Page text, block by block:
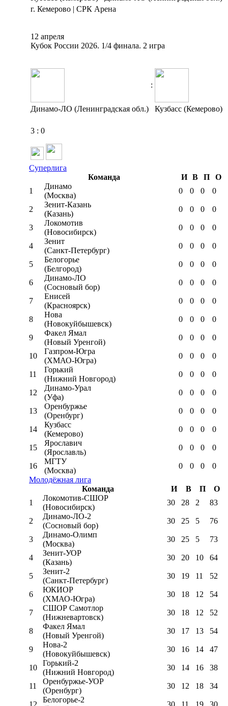
г. Кемерово | СРК Арена
12 апреля
Кубок России 2026. 1/4 финала. 2 игра
:
Динамо-ЛО (Ленинградская обл.) Кузбасс (Кемерово)
3 : 0
Суперлига
Команда
И В П
О
1
Динамо
(Москва)
0 0 0 0
2
Зенит-Казань
(Казань)
0 0 0 0
3
Локомотив
(Новосибирск)
0 0 0 0
4
Зенит
(Санкт-Петербург)
0 0 0 0
5
Белогорье
(Белгород)
0 0 0 0
6
Динамо-ЛО
(Сосновый бор)
0 0 0 0
7
Енисей
(Красноярск)
0 0 0 0
8
Нова
(Новокуйбышевск)
0 0 0 0
9
Факел Ямал
(Новый Уренгой)
0 0 0 0
10
Газпром-Югра
(ХМАО-Югра)
0 0 0 0
11
Горький
(Нижний Новгород)
0 0 0 0
12
Динамо-Урал
(Уфа)
0 0 0 0
13
Оренбуржье
(Оренбург)
0 0 0 0
14
Кузбасс
(Кемерово)
0 0 0 0
15
Ярославич
(Ярославль)
0 0 0 0
16
МГТУ
(Москва)
0 0 0
0
Молодёжная лига
Команда
И В П
О
1
Локомотив-CШОР
(Новосибирск)
30 28 2 83
2
Динамо-ЛО-2
(Сосновый бор)
30 25 5 76
3
Динамо-Олимп
(Москва)
30 25 5 73
4
Зенит-УОР
(Казань)
30 20 10 64
5
Зенит-2
(Санкт-Петербург)
30 19 11 52
6
ЮКИОР
(ХМАО-Югра)
30 18 12 54
7
СШОР Самотлор
(Нижневартовск)
30 18 12 52
8
Факел Ямал
(Новый Уренгой)
30 17 13 54
9
Нова-2
(Новокуйбышевск)
30 16 14 47
10
Горький-2
(Нижний Новгород)
30 14 16 38
11
Оренбуржье-УОР
(Оренбург)
30 12 18 34
12
Белогорье-2
30 11 19 30